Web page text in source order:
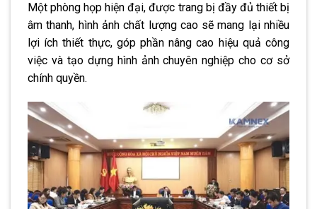
Một phòng họp hiện đại, được trang bị đầy đủ thiết bị
âm thanh, hình ảnh chất lượng cao sẽ mang lại nhiều
lợi ích thiết thực, góp phần nâng cao hiệu quả công
việc và tạo dựng hình ảnh chuyên nghiệp cho cơ sở
chính quyền.